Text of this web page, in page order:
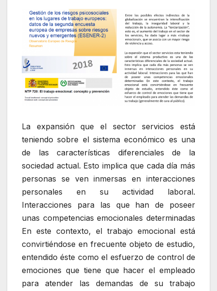
La expansión que el sector servicios está
teniendo sobre el sistema económico es una
de las características diferenciales de la
sociedad actual. Esto implica que cada día más
personas se ven inmersas en interacciones
personales en su actividad laboral.
Interacciones para las que han de poseer
unas competencias emocionales determinadas
En este contexto, el trabajo emocional está
convirtiéndose en frecuente objeto de estudio,
entendido éste como el esfuerzo de control de
emociones que tiene que hacer el empleado
para atender las demandas de su trabajo